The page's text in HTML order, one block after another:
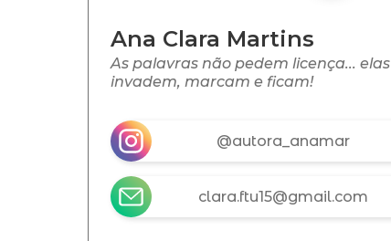
Ana Clara Martins
As palavras não pedem licença... elas
invadem, marcam e ficam!
@autora_anamar
clara.ftu15@gmail.com